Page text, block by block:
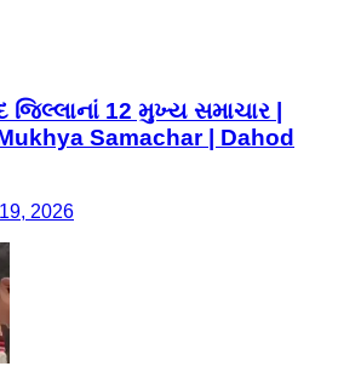
જિલ્લાનાં 12 મુખ્ય સમાચાર |
Samachar | Dahod
2026